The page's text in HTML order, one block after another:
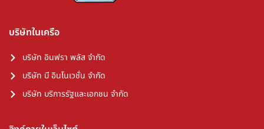
บริษัทในเครือ
บริษัท อินฟรา พลัส จำกัด
บริษัท บี อินโนเวชั่น จำกัด
บริษัท บริการรัฐและเอกชน จำกัด